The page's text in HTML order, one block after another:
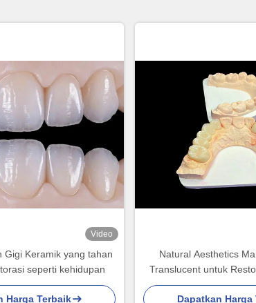
Video
Gigi Keramik yang tahan
seperti kehidupan
Harga Terbaik
Natural Aesthetics
Translucent untuk
Pembersihan Mudah
Dapatkan Harga